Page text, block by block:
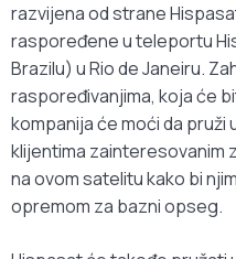
razvijena od strane
raspoređene u teleportu
Brazilu) u Rio de Janeiru.
raspoređivanjima, koja će
kompanija će moći da pruži
klijentima zainteresovanim
na ovom satelitu kako bi
opremom za bazni opseg.